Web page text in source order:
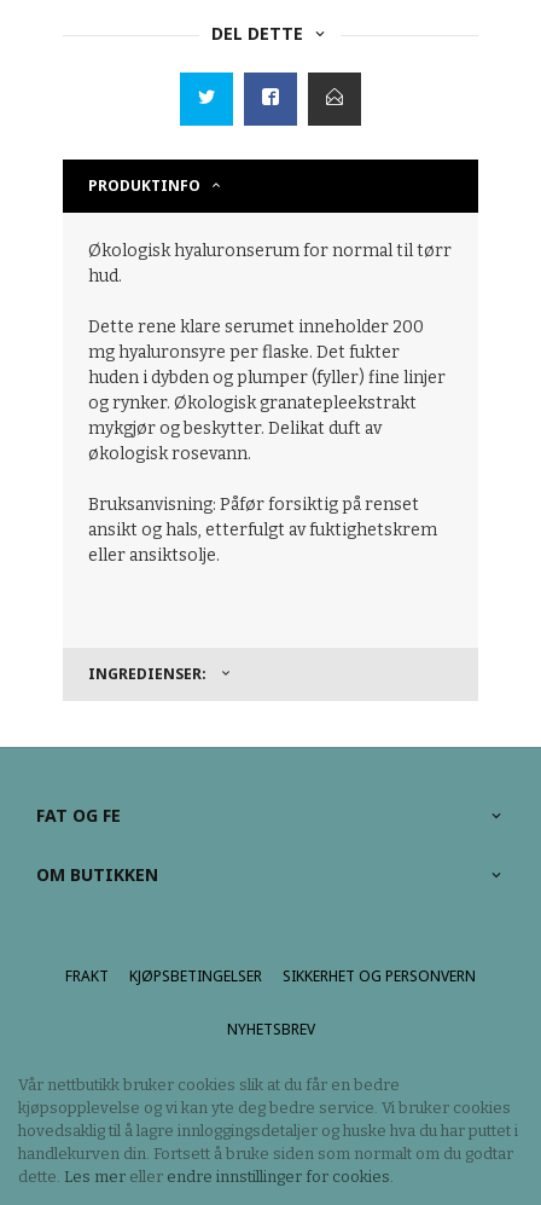
DEL DETTE
PRODUKTINFO
Økologisk hyaluronserum for normal til tørr
hud.
Dette rene klare serumet inneholder 200
mg hyaluronsyre per flaske. Det fukter
huden i dybden og plumper (fyller) fine linjer
og rynker. Økologisk granatepleekstrakt
mykgjør og beskytter. Delikat duft av
økologisk rosevann.
Bruksanvisning: Påfør forsiktig på renset
ansikt og hals, etterfulgt av fuktighetskrem
eller ansiktsolje.
INGREDIENSER:
FAT OG FE
OM BUTIKKEN
FRAKT KJØPSBETINGELSER SIKKERHET OG PERSONVERN
NYHETSBREV
Vår nettbutikk bruker cookies slik at du får en bedre
kjøpsopplevelse og vi kan yte deg bedre service. Vi bruker cookies
hovedsaklig til å lagre innloggingsdetaljer og huske hva du har puttet i
handlekurven din. Fortsett å bruke siden som normalt om du godtar
dette. Les mer eller endre innstillinger for cookies.